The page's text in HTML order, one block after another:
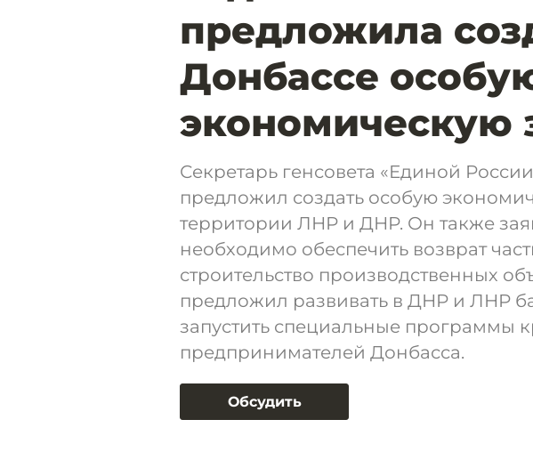
предложила
Донбассе
экономическую
Секретарь генсовета «Единой
предложил создать особую
территории ЛНР и ДНР. Он также
необходимо обеспечить возврат
строительство производственных
предложил развивать в ДНР и ЛНР
запустить специальные программы
предпринимателей Донбасса.
Обсудить